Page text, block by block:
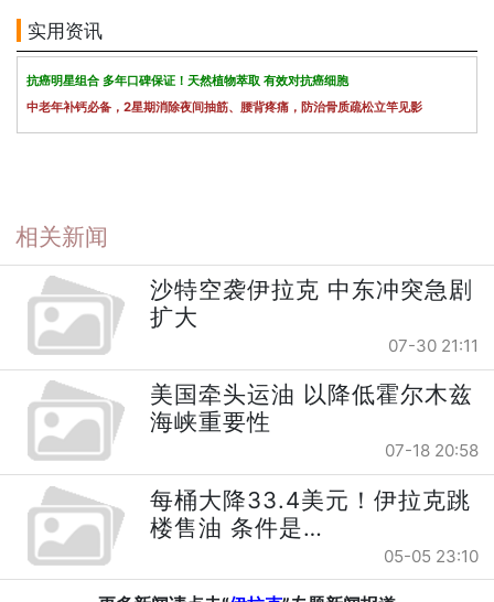
实用资讯
抗癌明星组合 多年口碑保证！天然植物萃取 有效对抗癌细胞
中老年补钙必备，2星期消除夜间抽筋、腰背疼痛，防治骨质疏松立竿见影
相关新闻
沙特空袭伊拉克 中东冲突急剧
扩大
07-30 21:11
美国牵头运油 以降低霍尔木兹
海峡重要性
07-18 20:58
每桶大降33.4美元！伊拉克跳
楼售油 条件是…
05-05 23:10